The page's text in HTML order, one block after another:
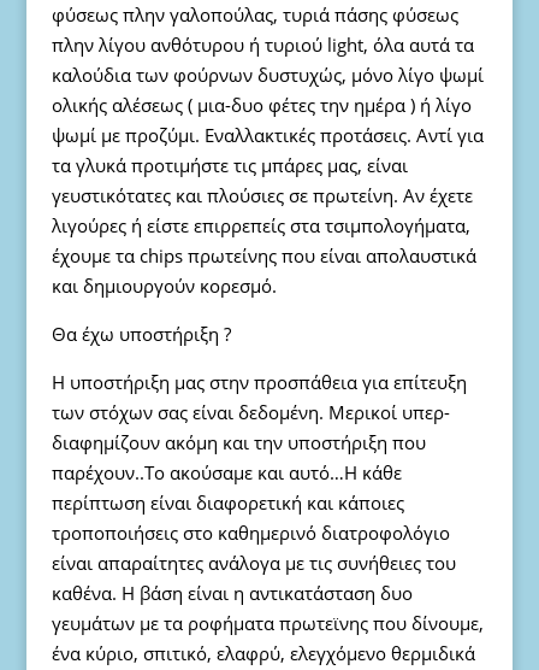
φύσεως πλην γαλοπούλας, τυριά πάσης φύσεως
πλην λίγου ανθότυρου ή τυριού light, όλα αυτά τα
καλούδια των φούρνων δυστυχώς, μόνο λίγο ψωμί
ολικής αλέσεως ( μια-δυο φέτες την ημέρα ) ή λίγο
ψωμί με προζύμι. Εναλλακτικές προτάσεις. Αντί για
τα γλυκά προτιμήστε τις μπάρες μας, είναι
γευστικότατες και πλούσιες σε πρωτείνη. Αν έχετε
λιγούρες ή είστε επιρρεπείς στα τσιμπολογήματα,
έχουμε τα chips πρωτείνης που είναι απολαυστικά
και δημιουργούν κορεσμό.
Θα έχω υποστήριξη ?
Η υποστήριξη μας στην προσπάθεια για επίτευξη
των στόχων σας είναι δεδομένη. Μερικοί υπερ-
διαφημίζουν ακόμη και την υποστήριξη που
παρέχουν..Το ακούσαμε και αυτό…Η κάθε
περίπτωση είναι διαφορετική και κάποιες
τροποποιήσεις στο καθημερινό διατροφολόγιο
είναι απαραίτητες ανάλογα με τις συνήθειες του
καθένα. Η βάση είναι η αντικατάσταση δυο
γευμάτων με τα ροφήματα πρωτεϊνης που δίνουμε,
ένα κύριο, σπιτικό, ελαφρύ, ελεγχόμενο θερμιδικά